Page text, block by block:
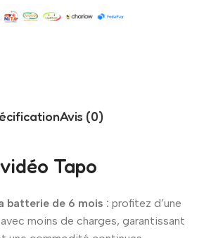
Avis (0)
Tapo
batterie de 6 mois : profitez d’une
moins de charges, garantissant